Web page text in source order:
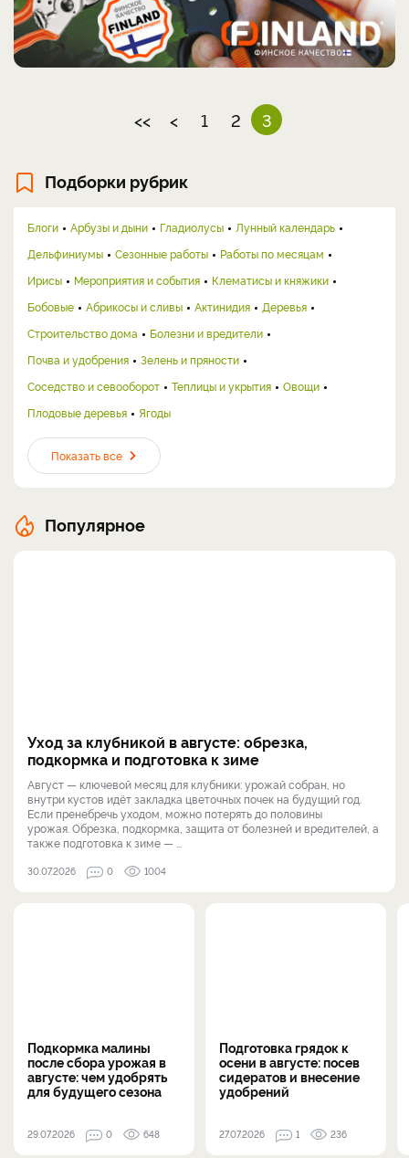
<< < 1 2 3
Подборки рубрик
Блоги Арбузы и дыни Гладиолусы
Лунный календарь
Дельфиниумы
Сезонные работы
Работы по месяцам
Ирисы
Мероприятия и события
Клематисы и княжики
Бобовые
Абрикосы и сливы Актинидия
Деревья
Строительство дома
Болезни и вредители
Почва и удобрения
Зелень и пряности
Соседство и севооборот
Теплицы и укрытия
Овощи
Плодовые деревья
Ягоды
Показать все
Популярное
Уход за клубникой в августе: обрезка,
подкормка и подготовка к зиме
Август — ключевой месяц для клубники: урожай собран, но
внутри кустов идёт закладка цветочных почек на будущий год.
Если пренебречь уходом, можно потерять до половины
урожая. Обрезка, подкормка, защита от болезней и вредителей, а
также подготовка к зиме — ...
30.07.2026 0 1004
Подкормка малины
после сбора урожая в
августе: чем удобрять
для будущего сезона
29.07.2026 0 648
Подготовка грядок к
осени в августе: посев
сидератов и внесение
удобрений
27.07.2026 1 236